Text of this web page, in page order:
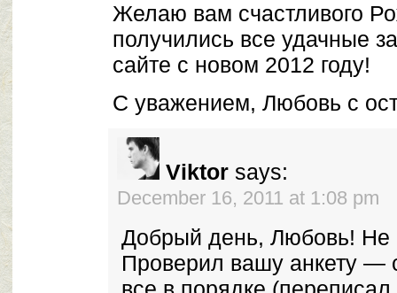
Желаю вам счастливого
получились все удачные
сайте с новом 2012 году!
С уважением, Любовь с
Viktor says:
December 16, 2011 at 1:08 pm
Добрый день, Любовь! Не
Проверил вашу анкету —